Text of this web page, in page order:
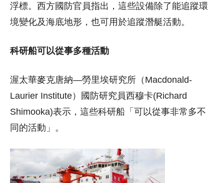
浮標。西方國防官員指出，這些設備除了能追蹤環
境變化及海底地形，也可用於追蹤潛艇活動。
科研船可以從事多種活動
渥太華麥克唐納—勞里埃研究所（Macdonald-
Laurier Institute）國防研究員西穆卡(Richard
Shimooka)表示，這些科研船「可以從事非常多不
同的活動」。